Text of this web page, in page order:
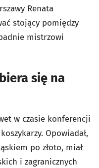
Renata
stojący pomiędzy
mistrzowi
się na
w czasie konferencji
Opowiadał,
po złoto, miał
i zagranicznych